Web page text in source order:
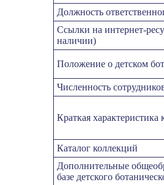
Должность
Ссылки на интернет-
наличии)
Положение о детском
Численность
Краткая
Каталог коллекций
Дополнительные
базе детского